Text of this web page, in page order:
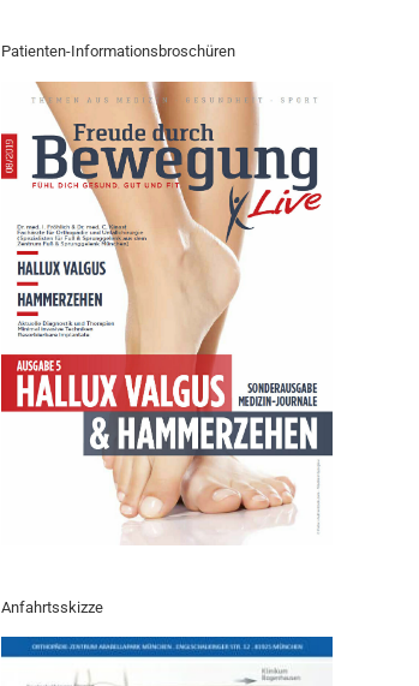
Patienten-Informationsbroschüren
Anfahrtsskizze